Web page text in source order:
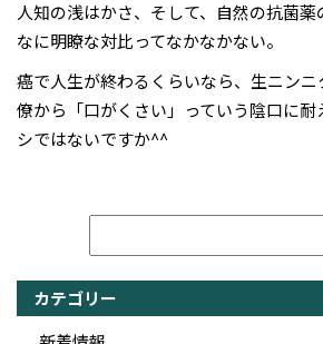
人知の浅はかさ、そして、自然の抗菌
なに明瞭な対比ってなかなかない。
癌で人生が終わるくらいなら、生ニン
僚から「口がくさい」っていう陰口に
シではないですか^^
カテゴリー